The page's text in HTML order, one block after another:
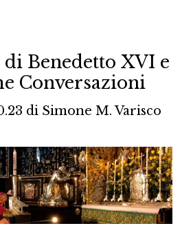
Benedetto XVI e
Conversazioni
di Simone M. Varisco